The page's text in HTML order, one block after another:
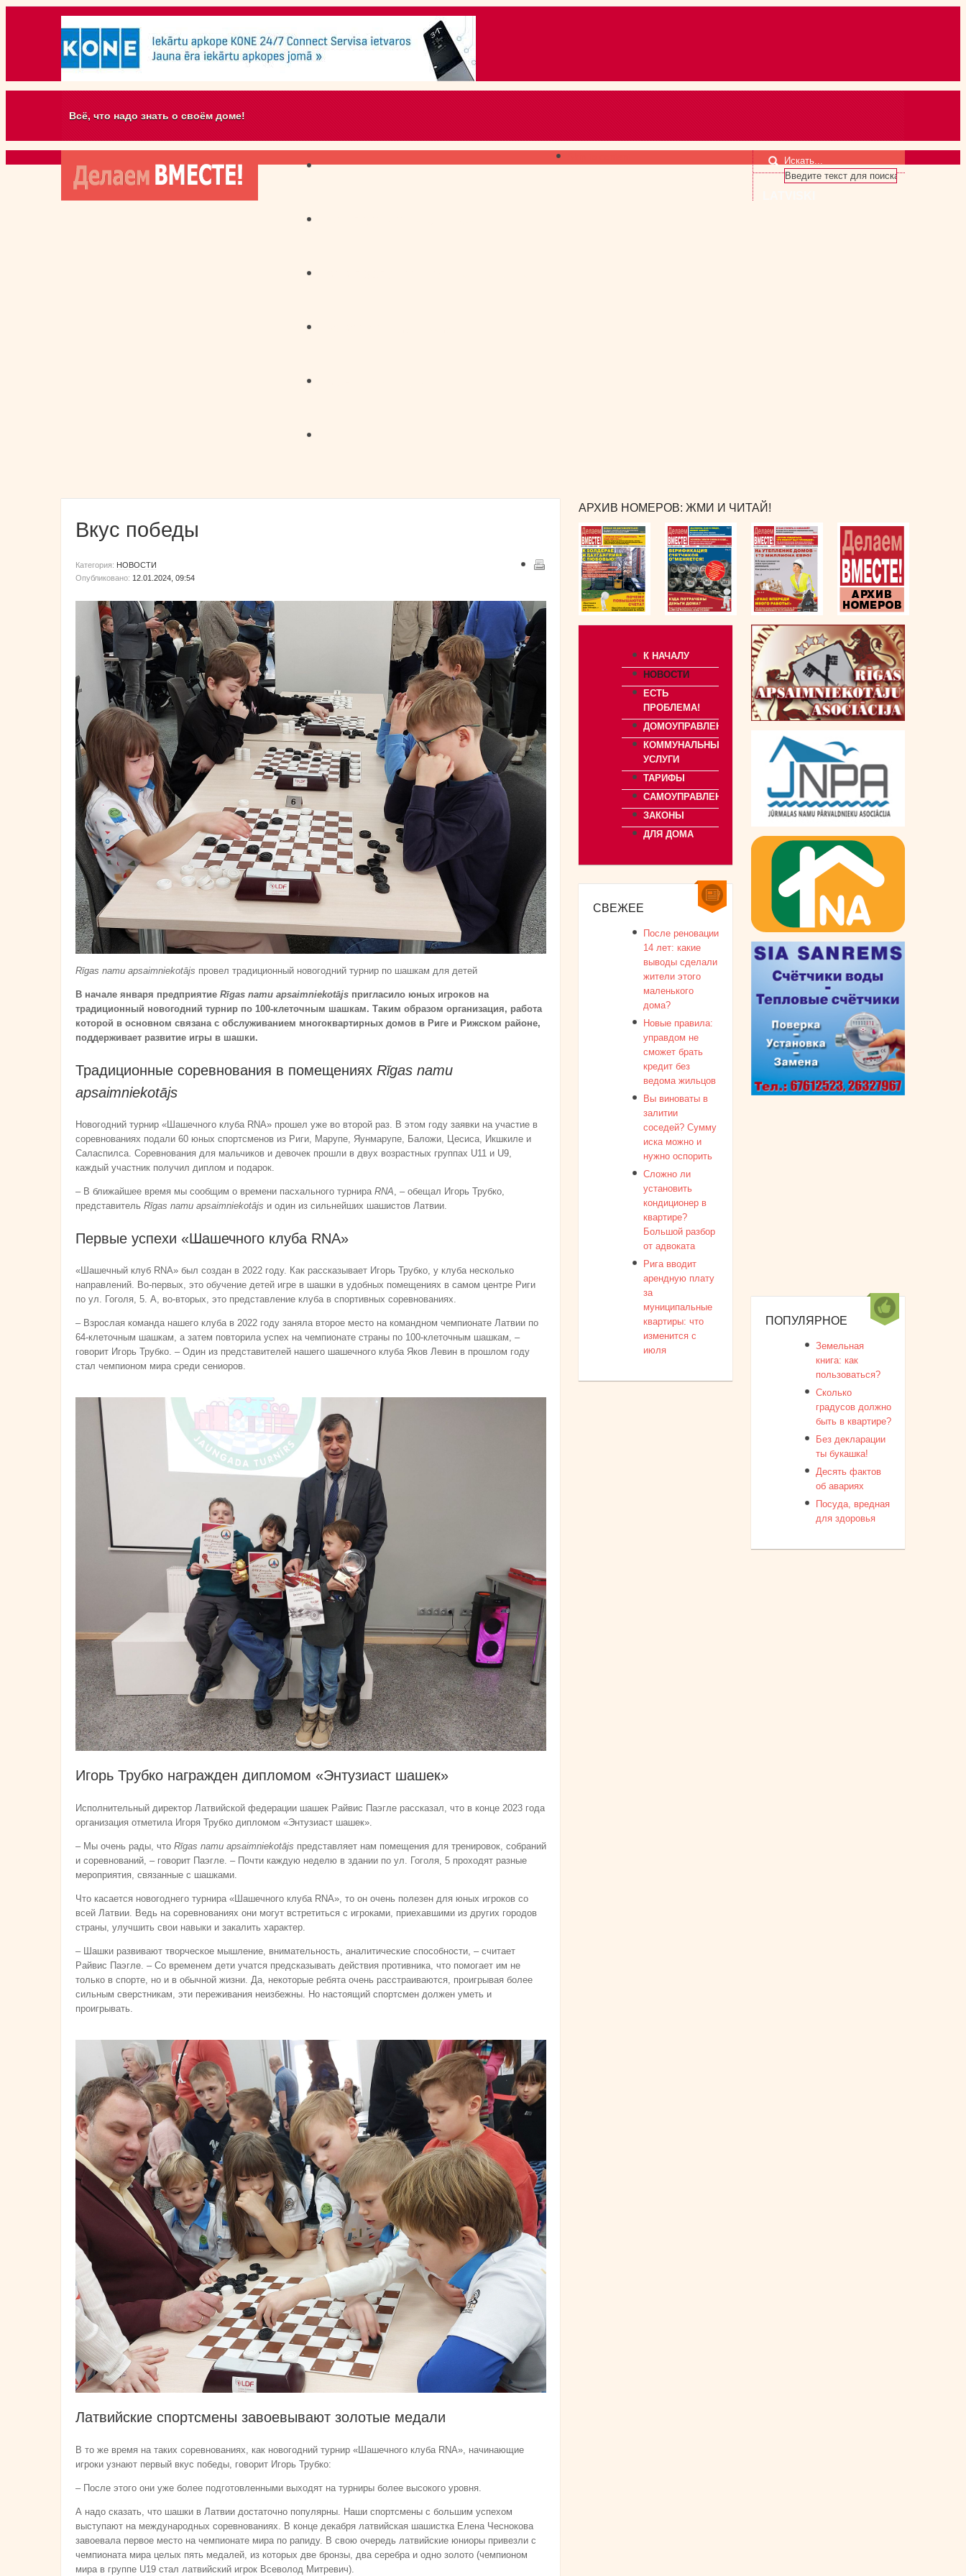
Всё, что надо знать о своём доме!
Искать...
Вкус победы
Категория: НОВОСТИ
Опубликовано: 12.01.2024, 09:54
Rīgas namu apsaimniekotājs провел традиционный новогодний турнир по шашкам для детей
В начале января предприятие Rīgas namu apsaimniekotājsпригласило юных игроков на
традиционный новогодний турнир по 100-клеточным шашкам. Таким образом организация, работа
которой в основном связана с обслуживанием многоквартирных домов в Риге и Рижском районе,
поддерживает развитие игры в шашки.
Традиционные соревнования в помещениях Rīgas namu
apsaimniekotājs
Новогодний турнир «Шашечного клуба RNA» прошел уже во второй раз. В этом году заявки на участие в
соревнованиях подали 60 юных спортсменов из Риги, Марупе, Яунмарупе, Баложи, Цесиса, Икшкиле и
Саласпилса. Соревнования для мальчиков и девочек прошли в двух возрастных группах U11 и U9,
каждый участник получил диплом и подарок.
– В ближайшее время мы сообщим о времени пасхального турнира RNA, – обещал Игорь Трубко,
представитель Rīgas namu apsaimniekotājs и один из сильнейших шашистов Латвии.
Первые успехи «Шашечного клуба RNA»
«Шашечный клуб RNA» был создан в 2022 году. Как рассказывает Игорь Трубко, у клуба несколько
направлений. Во-первых, это обучение детей игре в шашки в удобных помещениях в самом центре Риги
по ул. Гоголя, 5. А, во-вторых, это представление клуба в спортивных соревнованиях.
– Взрослая команда нашего клуба в 2022 году заняла второе место на командном чемпионате Латвии по
64-клеточным шашкам, а затем повторила успех на чемпионате страны по 100-клеточным шашкам, –
говорит Игорь Трубко. – Один из представителей нашего шашечного клуба Яков Левин в прошлом году
стал чемпионом мира среди сениоров.
Игорь Трубко награжден дипломом «Энтузиаст шашек»
Исполнительный директор Латвийской федерации шашек Райвис Паэгле рассказал, что в конце 2023 года
организация отметила Игоря Трубко дипломом «Энтузиаст шашек».
– Мы очень рады, что Rīgas namu apsaimniekotājs представляет нам помещения для тренировок, собраний
и соревнований, – говорит Паэгле. – Почти каждую неделю в здании по ул. Гоголя, 5 проходят разные
мероприятия, связанные с шашками.
Что касается новогоднего турнира «Шашечного клуба RNA», то он очень полезен для юных игроков со
всей Латвии. Ведь на соревнованиях они могут встретиться с игроками, приехавшими из других городов
страны, улучшить свои навыки и закалить характер.
– Шашки развивают творческое мышление, внимательность, аналитические способности, – считает
Райвис Паэгле. – Со временем дети учатся предсказывать действия противника, что помогает им не
только в спорте, но и в обычной жизни. Да, некоторые ребята очень расстраиваются, проигрывая более
сильным сверстникам, эти переживания неизбежны. Но настоящий спортсмен должен уметь и
проигрывать.
Латвийские спортсмены завоевывают золотые медали
В то же время на таких соревнованиях, как новогодний турнир «Шашечного клуба RNA», начинающие
игроки узнают первый вкус победы, говорит Игорь Трубко:
– После этого они уже более подготовленными выходят на турниры более высокого уровня.
А надо сказать, что шашки в Латвии достаточно популярны. Наши спортсмены с большим успехом
выступают на международных соревнованиях. В конце декабря латвийская шашистка Елена Чеснокова
завоевала первое место на чемпионате мира по рапиду. В свою очередь латвийские юниоры привезли с
чемпионата мира целых пять медалей, из которых две бронзы, два серебра и одно золото (чемпионом
мира в группе U19 стал латвийский игрок Всеволод Митревич).
АРХИВ НОМЕРОВ: ЖМИ И ЧИТАЙ!
К НАЧАЛУ
НОВОСТИ
ЕСТЬ
ПРОБЛЕМА!
ДОМОУПРАВЛЕНИЕ
КОММУНАЛЬНЫЕ
УСЛУГИ
ТАРИФЫ
САМОУПРАВЛЕНИЯ
ЗАКОНЫ
ДЛЯ ДОМА
СВЕЖЕЕ
После реновации
14 лет: какие
выводы сделали
жители этого
маленького
дома?
Новые правила:
управдом не
сможет брать
кредит без
ведома жильцов
Вы виноваты в
залитии
соседей? Сумму
иска можно и
нужно оспорить
Сложно ли
установить
кондиционер в
квартире?
Большой разбор
от адвоката
Рига вводит
арендную плату
за
муниципальные
квартиры: что
изменится с
июля
ПОПУЛЯРНОЕ
Земельная
книга: как
пользоваться?
Сколько
градусов должно
быть в квартире?
Без декларации
ты букашка!
Десять фактов
об авариях
Посуда, вредная
для здоровья